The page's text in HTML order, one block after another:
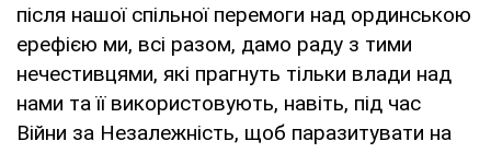
після нашої спільної перемоги над ординською
ерефією ми, всі разом, дамо раду з тими
нечестивцями, які прагнуть тільки влади над
нами та її використовують, навіть, під час
Війни за Незалежність, щоб паразитувати на